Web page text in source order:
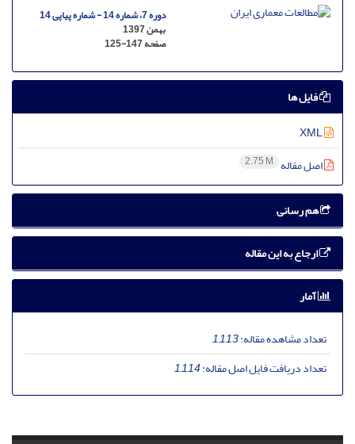
دوره 7، شماره 14 - شماره پیاپی 14
بهمن 1397
صفحه125-147
فایل ها
اصل مقاله 2.75 M
هم رسانی
ارجاع به این مقاله
آمار
تعداد مشاهده مقاله:1,113
تعداد دریافت فایل اصل مقاله:1,114